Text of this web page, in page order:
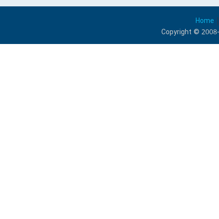
Home
Copyright ©